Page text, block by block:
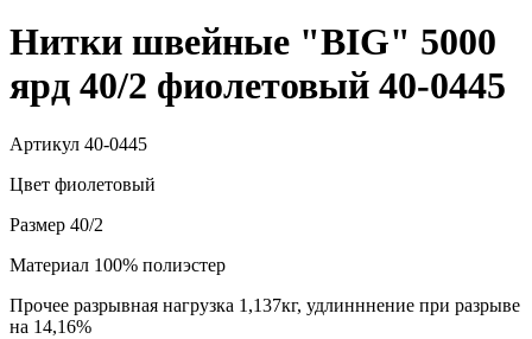
Нитки швейные "BIG" 5000
ярд 40/2 фиолетовый 40-0445
Артикул 40-0445
Цвет фиолетовый
Размер 40/2
Материал 100% полиэстер
Прочее разрывная нагрузка 1,137кг, удлинннение при разрыве
на 14,16%